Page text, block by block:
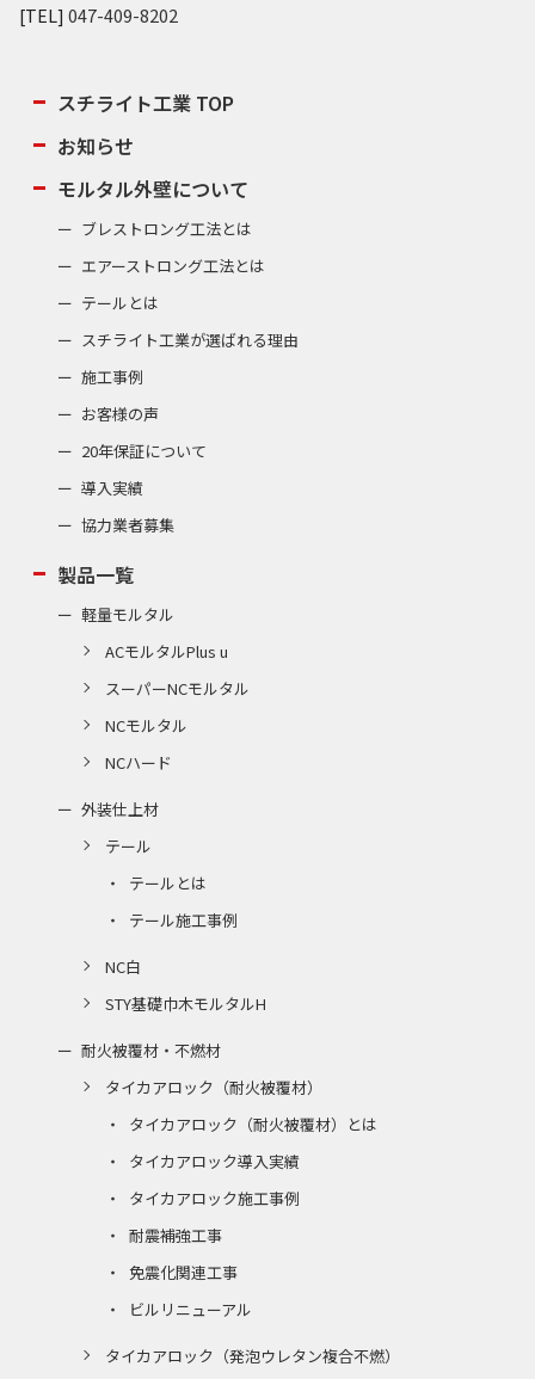
[TEL] 047-409-8202
スチライト工業 TOP
お知らせ
モルタル外壁について
ブレストロング工法とは
エアーストロング工法とは
テールとは
スチライト工業が選ばれる理由
施工事例
お客様の声
20年保証について
導入実績
協力業者募集
製品一覧
軽量モルタル
ACモルタルPlus u
スーパーNCモルタル
NCモルタル
NCハード
外装仕上材
テール
テールとは
テール施工事例
NC白
STY基礎巾木モルタルH
耐火被覆材・不燃材
タイカアロック（耐火被覆材）
タイカアロック（耐火被覆材）とは
タイカアロック導入実績
タイカアロック施工事例
耐震補強工事
免震化関連工事
ビルリニューアル
タイカアロック（発泡ウレタン複合不燃）